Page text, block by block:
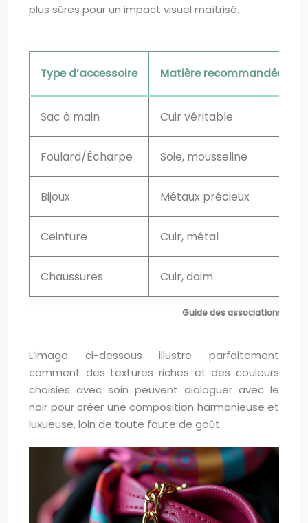
plus sûres pour un impact visuel maîtrisé.
Guide des associations
Type d’accessoire Matière recommandée
Sac à main Cuir véritable
Foulard/Écharpe Soie, mousseline
Bijoux Métaux précieux
Ceinture Cuir, métal
Chaussures Cuir, daim
L’image ci-dessous illustre parfaitement
comment des textures riches et des couleurs
choisies avec soin peuvent dialoguer avec le
noir pour créer une composition harmonieuse et
luxueuse, loin de toute faute de goût.